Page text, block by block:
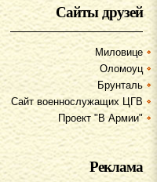
Сайты друзей
Миловице
Оломоуц
Брунталь
Сайт военнослужащих ЦГВ
Проект "В Армии"
Реклама